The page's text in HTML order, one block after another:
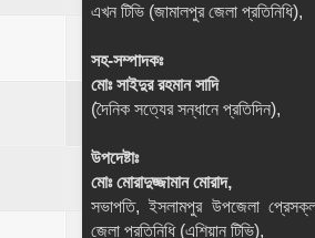
এখন টিভি (জামালপুর জেলা প্রতিনিধি),
সহ-সম্পাদকঃ
মোঃ সাইদুর রহমান সাদি
(দৈনিক সত্যের সন্ধানে প্রতিদিন),
উপদেষ্টাঃ
মোঃ মোরাদুজ্জামান মোরাদ,
সভাপতি, ইসলামপুর উপজেলা
জেলা প্রতিনিধি (এশিয়ান টিভি),